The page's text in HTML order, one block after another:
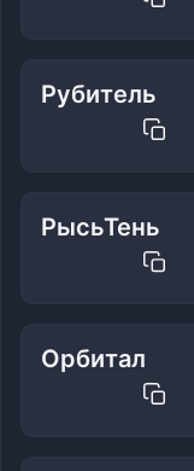
Рубитель
РысьТень
Орбитал